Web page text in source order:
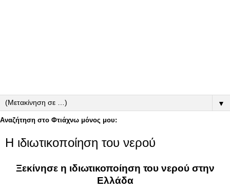
▼
Αναζήτηση στο Φτιάχνω μόνος μου:
Η ιδιωτικοποίηση του νερού
Ξεκίνησε η ιδιωτικοποίηση του νερού στην
Ελλάδα